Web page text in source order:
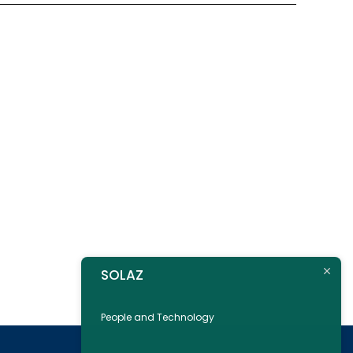
SOLAZ
People and Technology